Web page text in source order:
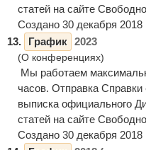
статей на сайте
Создано 30 декабря 2018
13.
График 2023
(О конференциях)
Мы работаем
часов. Отправка Справки
выписка официального
статей на сайте
Создано 30 декабря 2018